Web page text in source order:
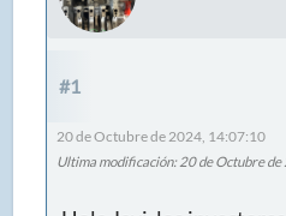
#1
20 de Octubre de 2024, 14:07:10
Ultima modificación: 20 de Octubre